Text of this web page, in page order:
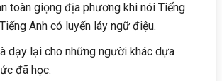
toàn giọng địa phương khi nói Tiếng
Anh có luyến láy ngữ điệu.
dạy lại cho những người khác dựa
đã học.